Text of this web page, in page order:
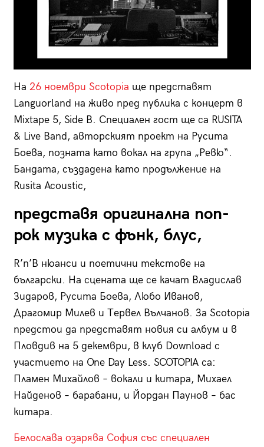
На 26 ноември Scotopia ще представят
Languorland на живо пред публика с концерт в
Mixtape 5, Side B. Специален гост ще са RUSITA
& Live Band, авторският проект на Русита
Боева, позната като вокал на група „Ревю“.
Бандата, създадена като продължение на
Rusita Acoustic,
представя оригинална поп-
рок музика с фънк, блус,
R’n’B нюанси и поетични текстове на
български. На сцената ще се качат Владислав
Зидаров, Русита Боева, Любо Иванов,
Драгомир Милев и Тервел Вълчанов. За Scotopia
предстои да представят новия си албум и в
Пловдив на 5 декември, в клуб Download с
участието на One Day Less. SCOTOPIA са:
Пламен Михайлов – вокали и китара, Михаел
Найденов – барабани, и Йордан Паунов – бас
китара.
Белослава озарява София със специален